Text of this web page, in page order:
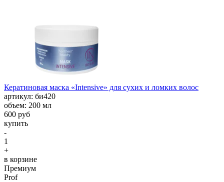
Кератиновая маска «Intensive» для сухих и ломких волос
aртикул: би420
объем: 200 мл
600 руб
купить
-
1
+
в корзине
Премиум
Prof